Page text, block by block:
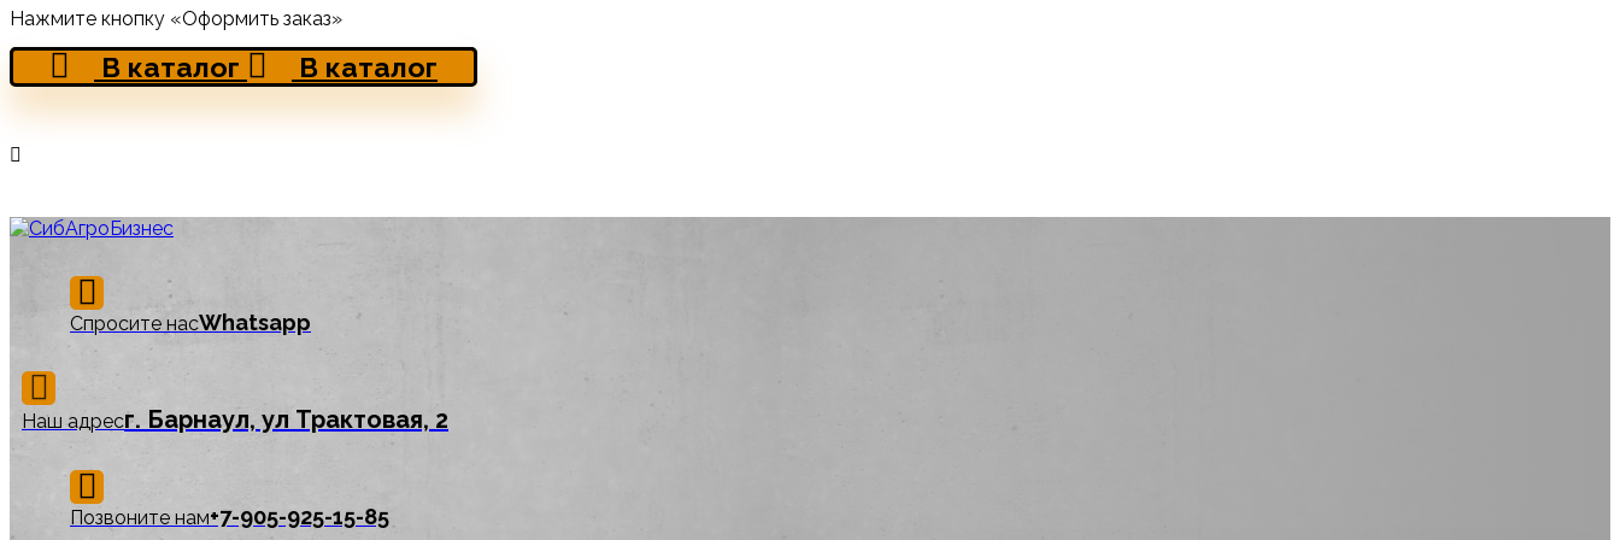
Нажмите кнопку «Оформить заказ»
В каталог В каталог
Спросите насWhatsapp
Наш адресг. Барнаул, ул Трактовая, 2
Позвоните нам‪+7-905-925-15-85